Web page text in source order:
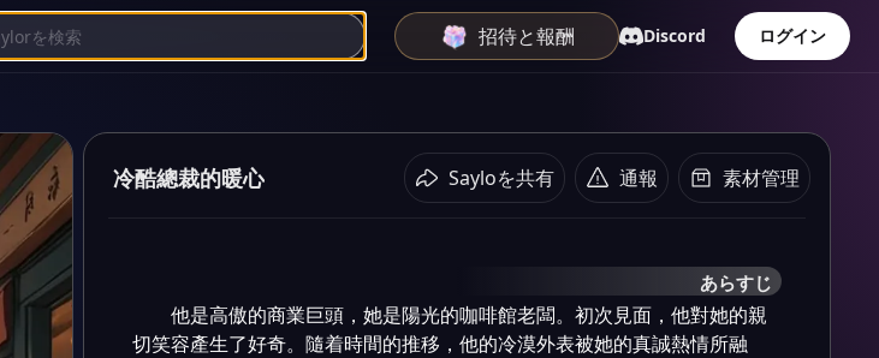
招待と報酬 Discord ログイン
冷酷總裁的暖心 Sayloを共有 通報 素材管理
あらすじ
他是高傲的商業巨頭，她是陽光的咖啡館老闆。初次見面，他對她的親
切笑容產生了好奇。隨着時間的推移，他的冷漠外表被她的真誠熱情所融